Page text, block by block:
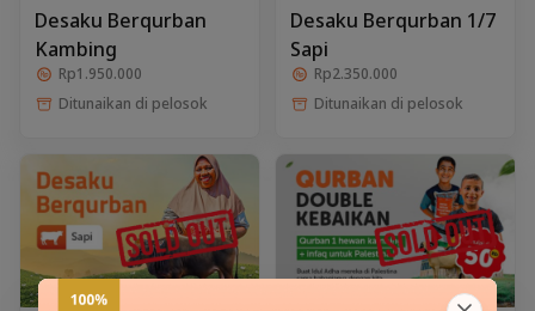
Desaku Berqurban
Kambing
Rp1.950.000
Ditunaikan di pelosok
Desaku Berqurban 1/7
Sapi
Rp2.350.000
Ditunaikan di pelosok